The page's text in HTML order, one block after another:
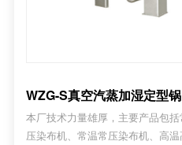
WZG-S真空汽蒸加湿定型锅
本厂技术力量雄厚，主要产品包
压染布机、常温常压染布机、高